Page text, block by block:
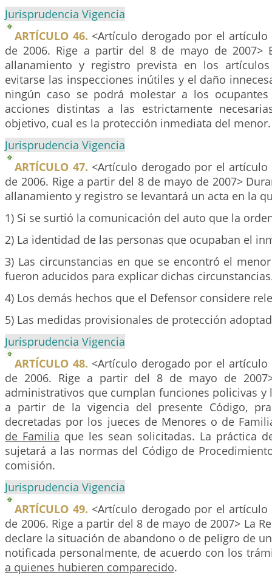
Jurisprudencia Vigencia
ARTÍCULO 46. <Artículo derogado por el artículo
de 2006. Rige a partir del 8 de mayo de 2007>
allanamiento y registro prevista en los
evitarse las inspecciones inútiles y el daño
ningún caso se podrá molestar a los
acciones distintas a las estrictamente
objetivo, cual es la protección inmediata del menor.
Jurisprudencia Vigencia
ARTÍCULO 47. <Artículo derogado por el artículo
de 2006. Rige a partir del 8 de mayo de 2007>
allanamiento y registro se levantará un acta en la
1) Si se surtió la comunicación del auto que la
2) La identidad de las personas que ocupaban el
3) Las circunstancias en que se encontró el
fueron aducidos para explicar dichas
4) Los demás hechos que el Defensor considere
5) Las medidas provisionales de protección
Jurisprudencia Vigencia
ARTÍCULO 48. <Artículo derogado por el artículo
de 2006. Rige a partir del 8 de mayo de
administrativos que cumplan funciones policivas y
a partir de la vigencia del presente Código,
decretadas por los jueces de Menores o de
de Familia que les sean solicitadas. La práctica
sujetará a las normas del Código de
comisión.
Jurisprudencia Vigencia
ARTÍCULO 49. <Artículo derogado por el artículo
de 2006. Rige a partir del 8 de mayo de 2007> La
declare la situación de abandono o de peligro de
notificada personalmente, de acuerdo con los
a quienes hubieren comparecido.